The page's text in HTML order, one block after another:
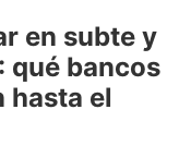
en subte y
qué bancos
hasta el